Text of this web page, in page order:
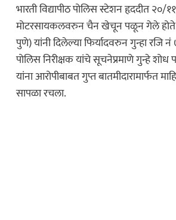
भारती विद्यापीठ पोलिस स्टेशन हृददीत
मोटरसायकलवरुन चैन खेचून पळून गेले होते.
पुणे) यांनी दिलेल्या फिर्यादवरुन गुन्हा रजि
पोलिस निरीक्षक यांचे सूचनेप्रमाणे गुन्हे
यांना आरोपीबाबत गुप्त
सापळा रचला.